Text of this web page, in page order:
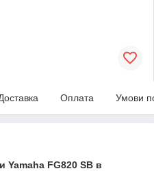
Оплата Умови
Yamaha FG820 SB в